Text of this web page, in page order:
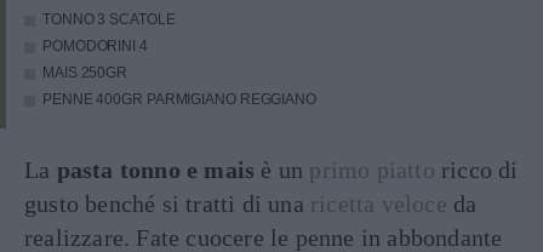
TONNO 3 SCATOLE
POMODORINI 4
MAIS 250GR
PENNE 400GR PARMIGIANO REGGIANO
La pasta tonno e mais è un primo piatto ricco di
gusto benché si tratti di una ricetta veloce da
realizzare. Fate cuocere le penne in abbondante